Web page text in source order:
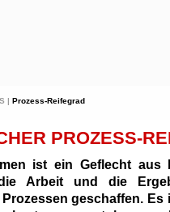
| Prozess-Reifegrad
PROZESS-
ist ein Geflecht aus
Arbeit und die
Prozessen geschaffen.